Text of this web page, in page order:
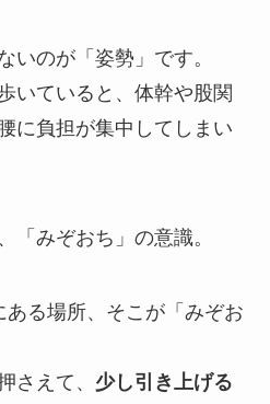
いのが「姿勢」です。
いていると、体幹や股関
に負担が集中してしまい
「みぞおち」の意識。
る場所、そこが「みぞお
さえて、 少し引き上げる